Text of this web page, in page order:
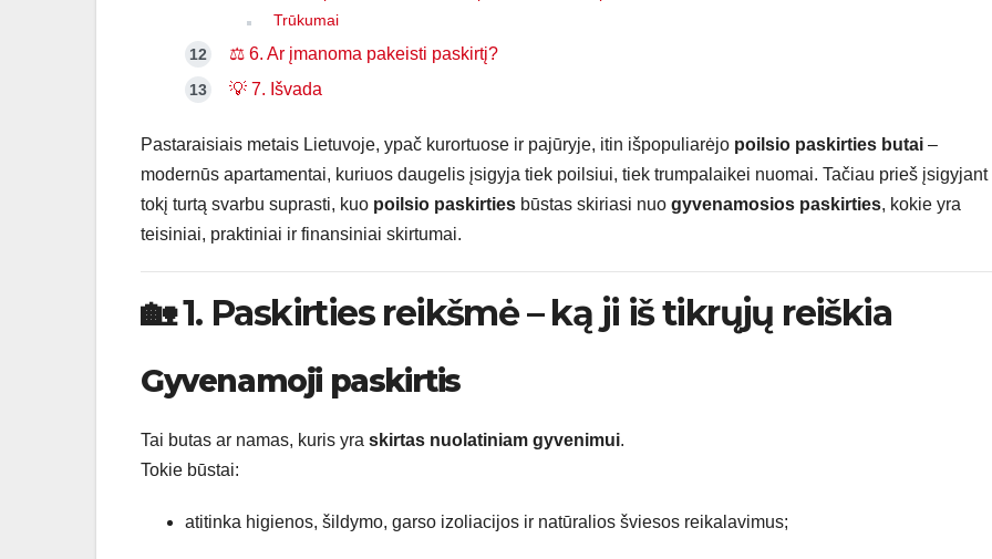
Trūkumai
⚖️ 6. Ar įmanoma pakeisti paskirtį?
💡 7. Išvada
Pastaraisiais metais Lietuvoje, ypač kurortuose ir pajūryje, itin išpopuliarėjo poilsio paskirties butai –
modernūs apartamentai, kuriuos daugelis įsigyja tiek poilsiui, tiek trumpalaikei nuomai. Tačiau prieš įsigyjant
tokį turtą svarbu suprasti, kuo poilsio paskirties būstas skiriasi nuo gyvenamosios paskirties, kokie yra
teisiniai, praktiniai ir finansiniai skirtumai.
🏡 1. Paskirties reikšmė – ką ji iš tikrųjų reiškia
Gyvenamoji paskirtis
Tai butas ar namas, kuris yra skirtas nuolatiniam gyvenimui.
Tokie būstai:
atitinka higienos, šildymo, garso izoliacijos ir natūralios šviesos reikalavimus;